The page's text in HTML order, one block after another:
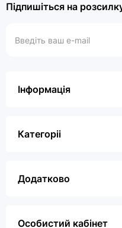
Підпишіться на
Інформація
Категоріі
Додатково
Особистий кабінет